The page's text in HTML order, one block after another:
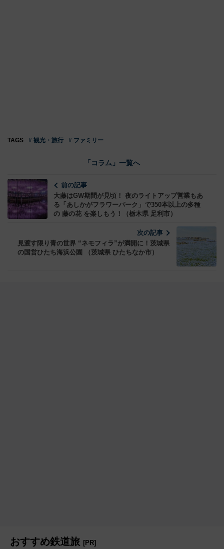
TAGS # 観光・旅行 # ファミリー
「コラム」一覧へ
前の記事
大藤はGW期間が見頃！ 夜のライトアップ営業もあ
る「あしかがフラワーパーク」で350本以上の多種
の 藤の花 を楽しもう！（栃木県 足利市）
次の記事
見渡す限り青の世界 “ネモフィラ”が満開に！茨城県
の国営ひたち海浜公園 （茨城県 ひたちなか市）
おすすめ鉄道旅 [PR]